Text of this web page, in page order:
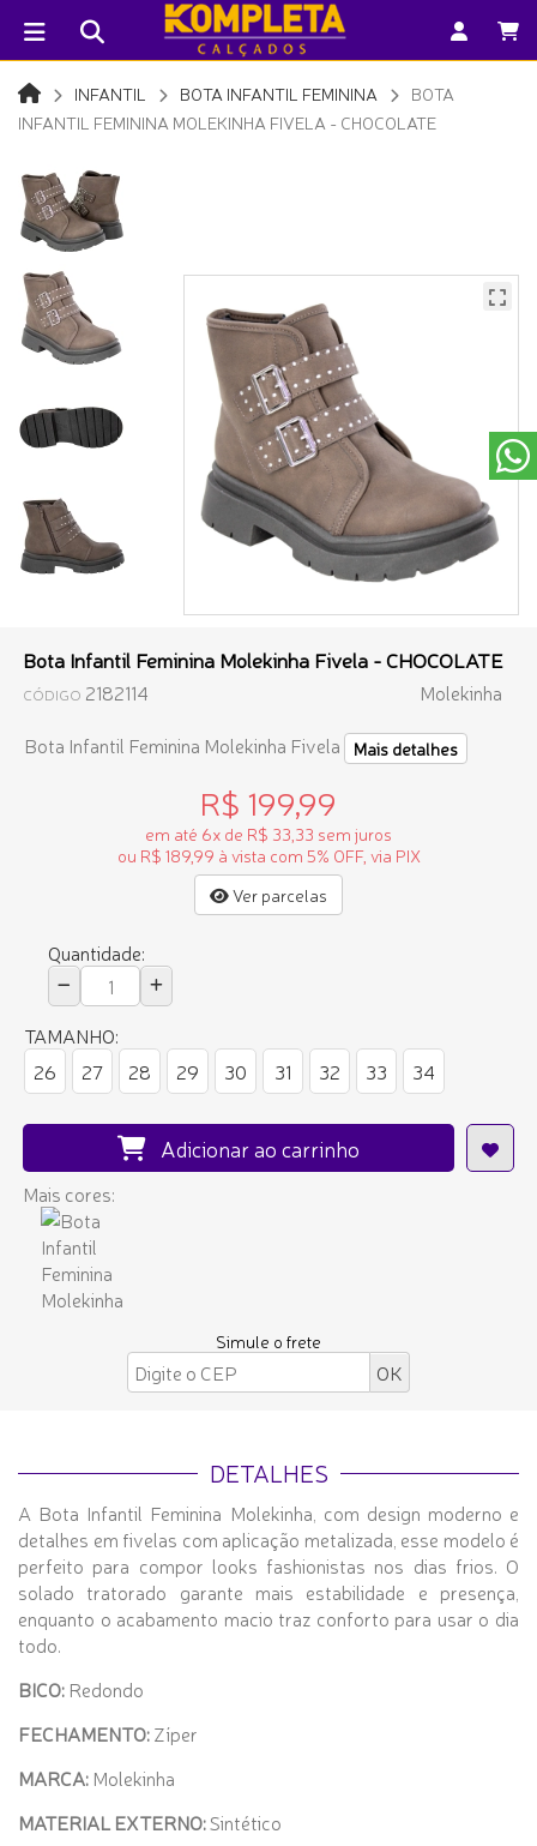
INFANTIL BOTA INFANTIL FEMININA
BOTA
INFANTIL FEMININA MOLEKINHA FIVELA - CHOCOLATE
Bota Infantil Feminina Molekinha Fivela - CHOCOLATE
CÓDIGO 2182114
Molekinha
Bota Infantil Feminina Molekinha Fivela
Mais detalhes
R$ 199,99
em até 6x de R$ 33,33 sem juros
ou R$ 189,99 à vista com 5% OFF, via PIX
Ver parcelas
Quantidade:
TAMANHO:
26
27 28 29 30 31 32 33 34
Adicionar ao carrinho
Mais cores:
Simule o frete
DETALHES
A Bota Infantil Feminina Molekinha, com design moderno e
detalhes em fivelas com aplicação metalizada, esse modelo é
perfeito para compor looks fashionistas nos dias frios. O
solado tratorado garante mais estabilidade e presença,
enquanto o acabamento macio traz conforto para usar o dia
todo.
BICO: Redondo
FECHAMENTO:Zíper
MARCA: Molekinha
MATERIAL EXTERNO:Sintético